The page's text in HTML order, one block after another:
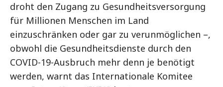
droht den Zugang zu Gesundheitsversorgung
für Millionen Menschen im Land
einzuschränken oder gar zu verunmöglichen –,
obwohl die Gesundheitsdienste durch den
COVID-19-Ausbruch mehr denn je benötigt
werden, warnt das Internationale Komitee